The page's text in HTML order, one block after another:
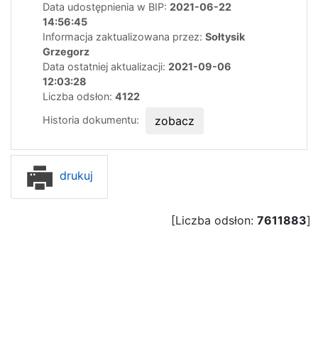
Data udostępnienia w BIP: 2021-06-22
14:56:45
Informacja zaktualizowana przez: Sołtysik
Grzegorz
Data ostatniej aktualizacji: 2021-09-06
12:03:28
Liczba odsłon: 4122
Historia dokumentu:
zobacz
drukuj
[Liczba odsłon: 7611883]